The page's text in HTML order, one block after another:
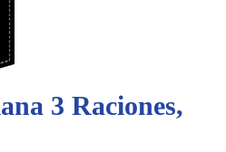
3 Raciones,